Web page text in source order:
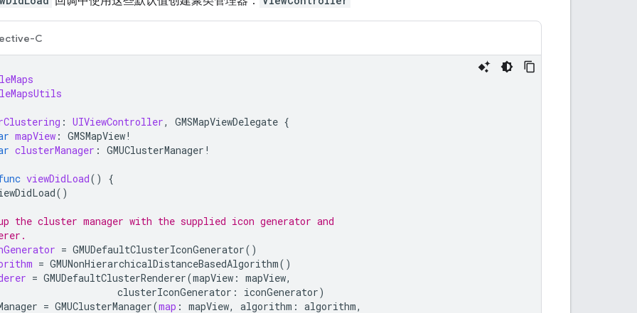
C
: UIViewController, GMSMapViewDelegate {
mapView : GMSMapView!
clusterManager : GMUClusterManager !
viewDidLoad()
{
()
the cluster manager with the supplied icon generator and
= GMUDefaultClusterIconGenerator()
= GMUNonHierarchicalDistanceBasedAlgorithm()
= GMUDefaultClusterRenderer(mapView : mapView,
clusterIconGenerator : iconGenerator)
= GMUClusterManager(map : mapView, algorithm : algorithm,